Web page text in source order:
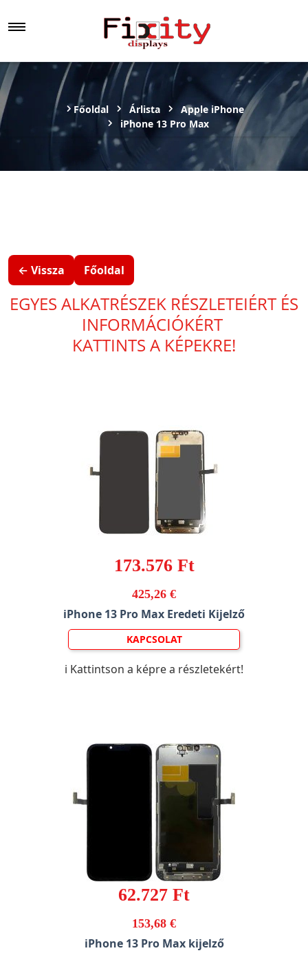
Főoldal Árlista
Apple iPhone
iPhone 13 Pro Max
← Vissza Főoldal
EGYES ALKATRÉSZEK RÉSZLETEIÉRT ÉS
INFORMÁCIÓKÉRT
KATTINTS A KÉPEKRE!
173.576 Ft
425,26 €
iPhone 13 Pro Max Eredeti Kijelző
KAPCSOLAT
ℹ️ Kattintson a képre a részletekért!
62.727 Ft
153,68 €
iPhone 13 Pro Max kijelző